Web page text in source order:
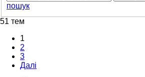
пошук
51 тем
1
2
3
Далі